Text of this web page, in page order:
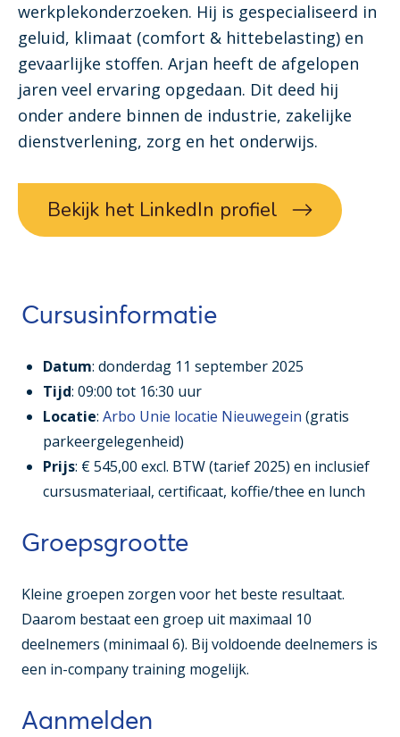
werkplekonderzoeken. Hij is gespecialiseerd in
geluid, klimaat (comfort & hittebelasting) en
gevaarlijke stoffen. Arjan heeft de afgelopen
jaren veel ervaring opgedaan. Dit deed hij
onder andere binnen de industrie, zakelijke
dienstverlening, zorg en het onderwijs.
Bekijk het LinkedIn profiel
Cursusinformatie
Datum: donderdag 11 september 2025
Tijd: 09:00 tot 16:30 uur
Locatie: Arbo Unie locatie Nieuwegein (gratis
parkeergelegenheid)
Prijs: € 545,00 excl. BTW (tarief 2025) en inclusief
cursusmateriaal, certificaat, koffie/thee en lunch
Groepsgrootte
Kleine groepen zorgen voor het beste resultaat.
Daarom bestaat een groep uit maximaal 10
deelnemers (minimaal 6). Bij voldoende deelnemers is
een in-company training mogelijk.
Aanmelden